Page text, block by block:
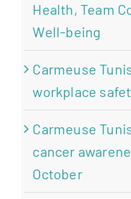
Health, Team
Well-being
Carmeuse
workplace
Carmeuse
cancer
October